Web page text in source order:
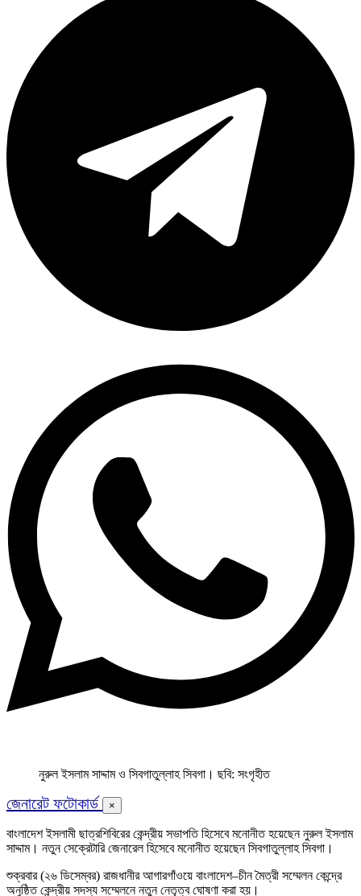
নুরুল ইসলাম সাদ্দাম ও সিবগাতুল্লাহ সিবগা। ছবি: সংগৃহীত
জেনারেট ফটোকার্ড ×
বাংলাদেশ ইসলামী ছাত্রশিবিরের কেন্দ্রীয় সভাপতি হিসেবে মনোনীত হয়েছেন নুরুল ইসলাম
সাদ্দাম। নতুন সেক্রেটারি জেনারেল হিসেবে মনোনীত হয়েছেন সিবগাতুল্লাহ সিবগা।
শুক্রবার (২৬ ডিসেম্বর) রাজধানীর আগারগাঁওয়ে বাংলাদেশ–চীন মৈত্রী সম্মেলন কেন্দ্রে
অনুষ্ঠিত কেন্দ্রীয় সদস্য সম্মেলনে নতুন নেতৃত্ব ঘোষণা করা হয়।